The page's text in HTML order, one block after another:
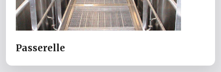
Passerelle